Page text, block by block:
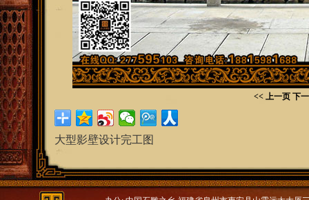
<< 上一页 下
大型影壁设计完工图